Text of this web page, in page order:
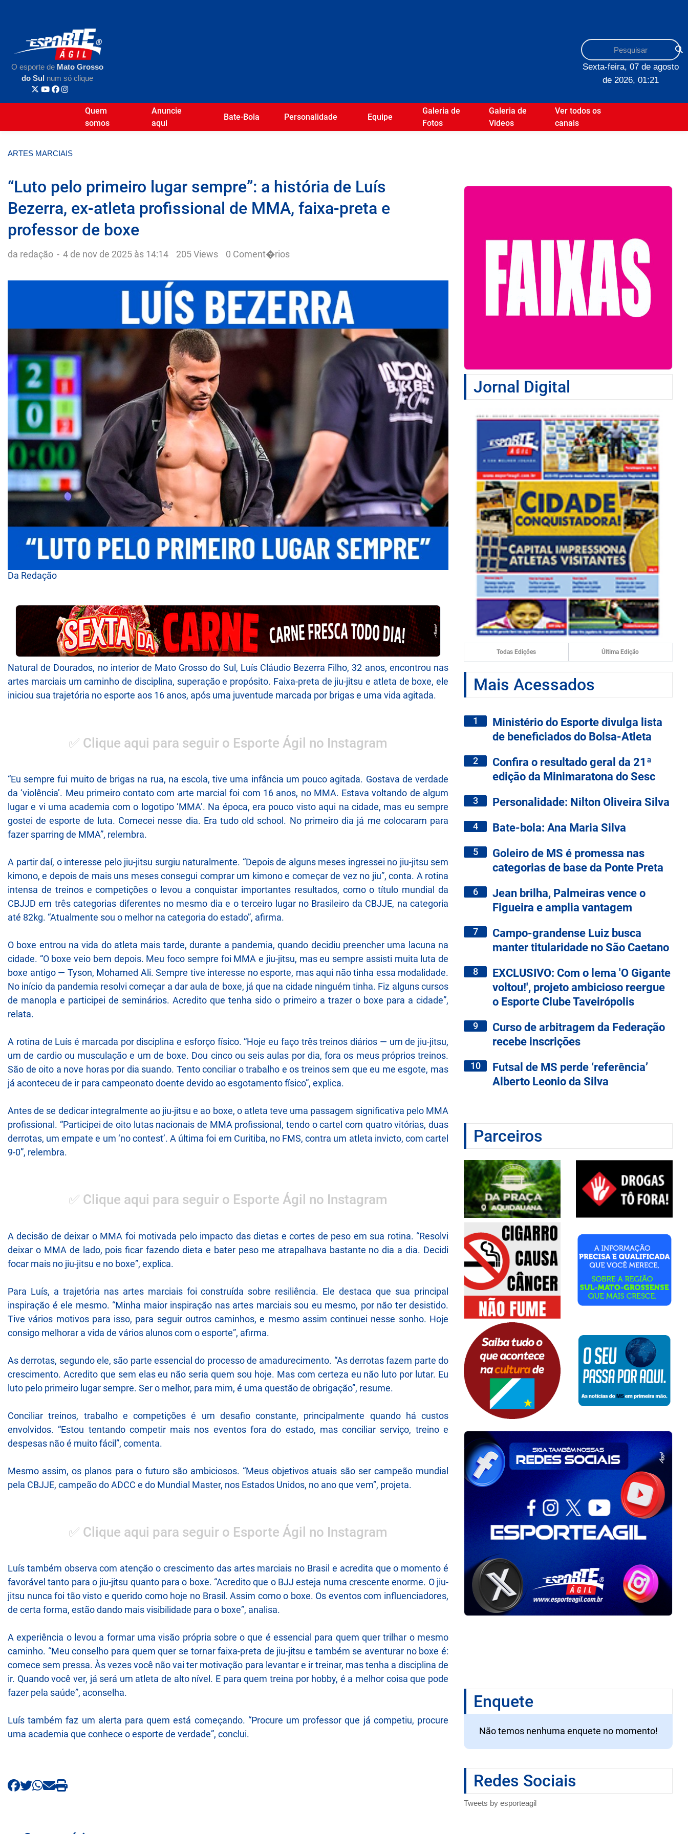
O esporte de Mato Grosso
do Sul num só clique
Sexta-feira, 07 de agosto
de 2026, 01:21
Quem
somos
Anuncie
aqui
Bate-Bola Personalidade Equipe
Galeria de
Fotos
Galeria de
Videos
Ver todos os
canais
ARTES MARCIAIS
“Luto pelo primeiro lugar sempre”: a história de Luís
Bezerra, ex-atleta profissional de MMA, faixa-preta e
professor de boxe
da redação - 4 de nov de 2025 às 14:14 205 Views 0 Coment�rios
Da Redação
Natural de Dourados, no interior de Mato Grosso do Sul, Luís Cláudio Bezerra Filho, 32 anos, encontrou nas
artes marciais um caminho de disciplina, superação e propósito. Faixa-preta de jiu-jitsu e atleta de boxe, ele
iniciou sua trajetória no esporte aos 16 anos, após uma juventude marcada por brigas e uma vida agitada.
✅ Clique aqui para seguir o Esporte Ágil no Instagram
“Eu sempre fui muito de brigas na rua, na escola, tive uma infância um pouco agitada. Gostava de verdade
da ‘violência’. Meu primeiro contato com arte marcial foi com 16 anos, no MMA. Estava voltando de algum
lugar e vi uma academia com o logotipo ‘MMA’. Na época, era pouco visto aqui na cidade, mas eu sempre
gostei de esporte de luta. Comecei nesse dia. Era tudo old school. No primeiro dia já me colocaram para
fazer sparring de MMA”, relembra.
A partir daí, o interesse pelo jiu-jitsu surgiu naturalmente. “Depois de alguns meses ingressei no jiu-jitsu sem
kimono, e depois de mais uns meses consegui comprar um kimono e começar de vez no jiu”, conta. A rotina
intensa de treinos e competições o levou a conquistar importantes resultados, como o título mundial da
CBJJD em três categorias diferentes no mesmo dia e o terceiro lugar no Brasileiro da CBJJE, na categoria
até 82kg. “Atualmente sou o melhor na categoria do estado”, afirma.
O boxe entrou na vida do atleta mais tarde, durante a pandemia, quando decidiu preencher uma lacuna na
cidade. “O boxe veio bem depois. Meu foco sempre foi MMA e jiu-jitsu, mas eu sempre assisti muita luta de
boxe antigo — Tyson, Mohamed Ali. Sempre tive interesse no esporte, mas aqui não tinha essa modalidade.
No início da pandemia resolvi começar a dar aula de boxe, já que na cidade ninguém tinha. Fiz alguns cursos
de manopla e participei de seminários. Acredito que tenha sido o primeiro a trazer o boxe para a cidade”,
relata.
A rotina de Luís é marcada por disciplina e esforço físico. “Hoje eu faço três treinos diários — um de jiu-jitsu,
um de cardio ou musculação e um de boxe. Dou cinco ou seis aulas por dia, fora os meus próprios treinos.
São de oito a nove horas por dia suando. Tento conciliar o trabalho e os treinos sem que eu me esgote, mas
já aconteceu de ir para campeonato doente devido ao esgotamento físico”, explica.
Antes de se dedicar integralmente ao jiu-jitsu e ao boxe, o atleta teve uma passagem significativa pelo MMA
profissional. “Participei de oito lutas nacionais de MMA profissional, tendo o cartel com quatro vitórias, duas
derrotas, um empate e um ‘no contest’. A última foi em Curitiba, no FMS, contra um atleta invicto, com cartel
9-0”, relembra.
✅ Clique aqui para seguir o Esporte Ágil no Instagram
A decisão de deixar o MMA foi motivada pelo impacto das dietas e cortes de peso em sua rotina. “Resolvi
deixar o MMA de lado, pois ficar fazendo dieta e bater peso me atrapalhava bastante no dia a dia. Decidi
focar mais no jiu-jitsu e no boxe”, explica.
Para Luís, a trajetória nas artes marciais foi construída sobre resiliência. Ele destaca que sua principal
inspiração é ele mesmo. “Minha maior inspiração nas artes marciais sou eu mesmo, por não ter desistido.
Tive vários motivos para isso, para seguir outros caminhos, e mesmo assim continuei nesse sonho. Hoje
consigo melhorar a vida de vários alunos com o esporte”, afirma.
As derrotas, segundo ele, são parte essencial do processo de amadurecimento. “As derrotas fazem parte do
crescimento. Acredito que sem elas eu não seria quem sou hoje. Mas com certeza eu não luto por lutar. Eu
luto pelo primeiro lugar sempre. Ser o melhor, para mim, é uma questão de obrigação”, resume.
Conciliar treinos, trabalho e competições é um desafio constante, principalmente quando há custos
envolvidos. “Estou tentando competir mais nos eventos fora do estado, mas conciliar serviço, treino e
despesas não é muito fácil”, comenta.
Mesmo assim, os planos para o futuro são ambiciosos. “Meus objetivos atuais são ser campeão mundial
pela CBJJE, campeão do ADCC e do Mundial Master, nos Estados Unidos, no ano que vem”, projeta.
✅ Clique aqui para seguir o Esporte Ágil no Instagram
Luís também observa com atenção o crescimento das artes marciais no Brasil e acredita que o momento é
favorável tanto para o jiu-jitsu quanto para o boxe. “Acredito que o BJJ esteja numa crescente enorme. O jiu-
jitsu nunca foi tão visto e querido como hoje no Brasil. Assim como o boxe. Os eventos com influenciadores,
de certa forma, estão dando mais visibilidade para o boxe”, analisa.
A experiência o levou a formar uma visão própria sobre o que é essencial para quem quer trilhar o mesmo
caminho. “Meu conselho para quem quer se tornar faixa-preta de jiu-jitsu e também se aventurar no boxe é:
comece sem pressa. Às vezes você não vai ter motivação para levantar e ir treinar, mas tenha a disciplina de
ir. Quando você ver, já será um atleta de alto nível. E para quem treina por hobby, é a melhor coisa que pode
fazer pela saúde”, aconselha.
Luís também faz um alerta para quem está começando. “Procure um professor que já competiu, procure
uma academia que conhece o esporte de verdade”, conclui.
Jornal Digital
Todas Edições Última Edição
Mais Acessados
1
Ministério do Esporte divulga lista
de beneficiados do Bolsa-Atleta
2
Confira o resultado geral da 21ª
edição da Minimaratona do Sesc
3 Personalidade: Nilton Oliveira Silva
4 Bate-bola: Ana Maria Silva
5
Goleiro de MS é promessa nas
categorias de base da Ponte Preta
6
Jean brilha, Palmeiras vence o
Figueira e amplia vantagem
7
Campo-grandense Luiz busca
manter titularidade no São Caetano
8
EXCLUSIVO: Com o lema 'O Gigante
voltou!', projeto ambicioso reergue
o Esporte Clube Taveirópolis
9
Curso de arbitragem da Federação
recebe inscrições
10
Futsal de MS perde ‘referência’
Alberto Leonio da Silva
Parceiros
Enquete
Não temos nenhuma enquete no momento!
Redes Sociais
Tweets by esporteagil